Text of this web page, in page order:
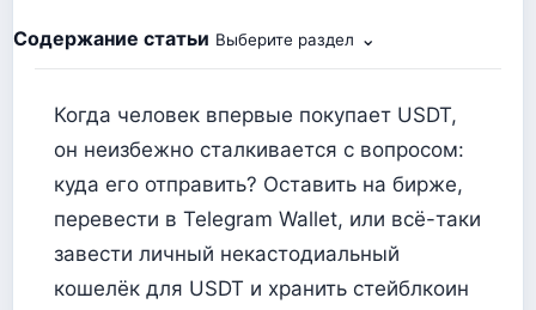
Содержание статьи Выберите раздел ⌄
Когда человек впервые покупает USDT,
он неизбежно сталкивается с вопросом:
куда его отправить? Оставить на бирже,
перевести в Telegram Wallet, или всё-таки
завести личный некастодиальный
кошелёк для USDT и хранить стейблкоин